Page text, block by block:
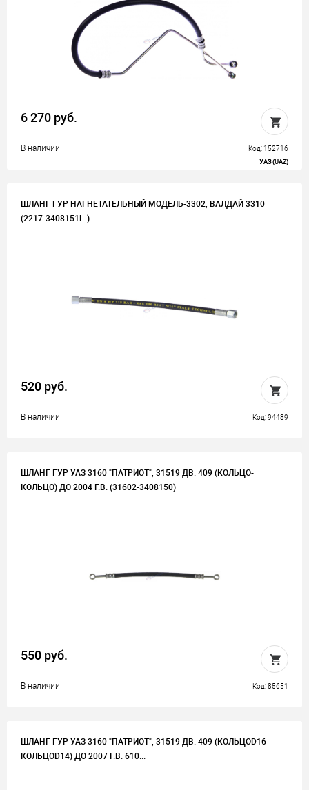
6 270 руб.
В наличии Код: 152716
УАЗ (UAZ)
ШЛАНГ ГУР НАГНЕТАТЕЛЬНЫЙ МОДЕЛЬ-3302, ВАЛДАЙ 3310
(2217-3408151L-)
520 руб.
В наличии Код: 94489
ШЛАНГ ГУР УАЗ 3160 "ПАТРИОТ", 31519 ДВ. 409 (КОЛЬЦО-
КОЛЬЦО) ДО 2004 Г.В. (31602-3408150)
550 руб.
В наличии Код: 85651
ШЛАНГ ГУР УАЗ 3160 "ПАТРИОТ", 31519 ДВ. 409 (КОЛЬЦОD16-
КОЛЬЦОD14) ДО 2007 Г.В. 610...